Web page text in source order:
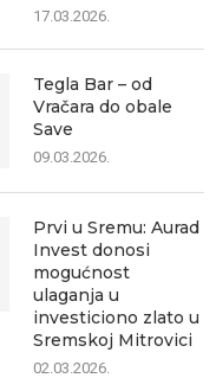
17.03.2026.
Tegla Bar – od
Vračara do obale
Save
09.03.2026.
Prvi u Sremu: Aurad
Invest donosi
mogućnost
ulaganja u
investiciono zlato u
Sremskoj Mitrovici
02.03.2026.